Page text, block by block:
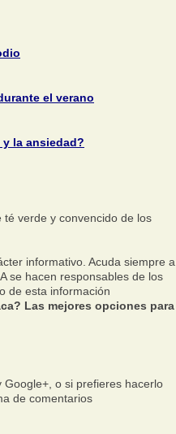
el verano
y la ansiedad?
verde y convencido de los
informativo. Acuda siempre a
se hacen responsables de los
de esta información
Las mejores opciones para
o si prefieres hacerlo
de comentarios